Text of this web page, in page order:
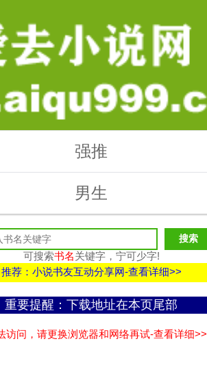
强推
男生
可搜索书名关键字，宁可少字!
推荐：小说书友互动分享网-查看详细>>
重要提醒：下载地址在本页尾部
访问，请更换浏览器和网络再试-查看详细>>